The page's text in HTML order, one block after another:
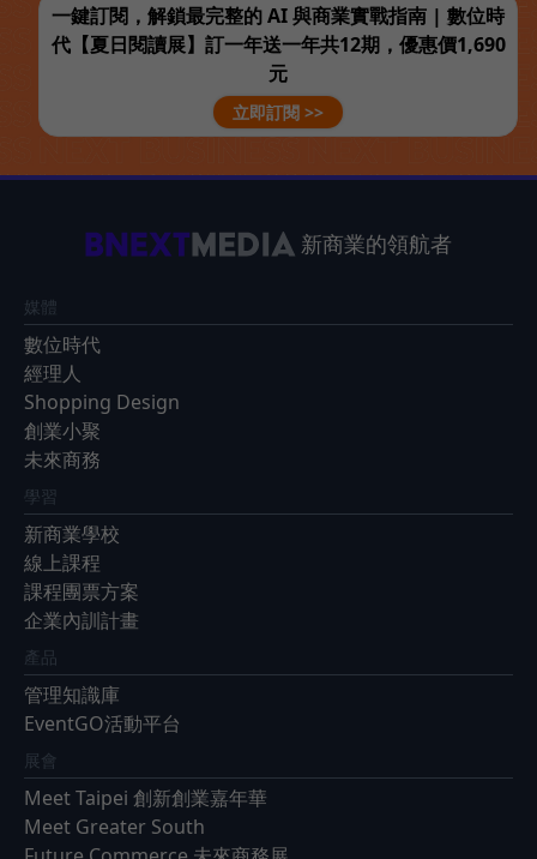
一鍵訂閱，解鎖最完整的 AI 與商業實戰指南 | 數位時
代【夏日閱讀展】訂一年送一年共12期，優惠價1,690
元
立即訂閱 >>
新商業的領航者
媒體
數位時代
經理人
Shopping Design
創業小聚
未來商務
學習
新商業學校
線上課程
課程團票方案
企業內訓計畫
產品
管理知識庫
EventGO活動平台
展會
Meet Taipei 創新創業嘉年華
Meet Greater South